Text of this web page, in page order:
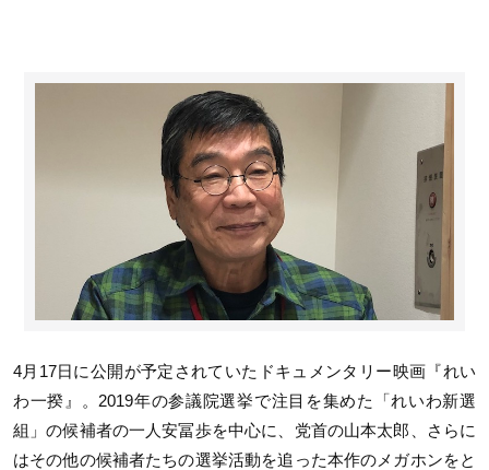
4月17日に公開が予定されていたドキュメンタリー映画『れい
わ一揆』。2019年の参議院選挙で注目を集めた「れいわ新選
組」の候補者の一人安冨歩を中心に、党首の山本太郎、さらに
はその他の候補者たちの選挙活動を追った本作のメガホンをと